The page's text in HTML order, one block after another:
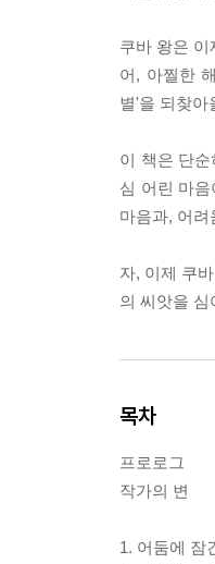
쿠바 왕은
어, 아찔한
별'을 되찾아
이 책은 단
심 어린 마
마음과, 어
자, 이제 쿠
의 씨앗을 심
목차
프로로그
작가의 변
1. 어둠에 잠